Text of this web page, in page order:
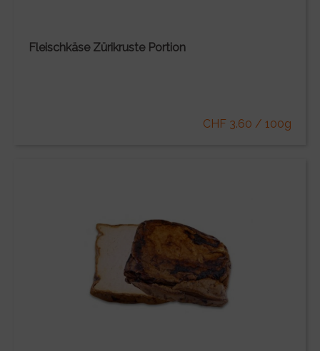
Fleischkäse Zürikruste Portion
CHF 3.60 / 100g